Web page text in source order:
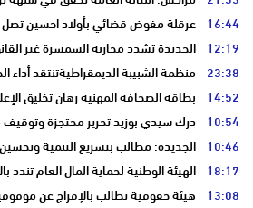
16:44 عرقلة مفوض قضائي بأولاد احسين تصل
12:19 الجديدة تشدد محاربة السمسرة غير
23:38 منظمة الشبيبة الديمقراطيةتنتقد
14:52 بطاقة الصحافة المهنية رهان تخليق
10:54 درك سيدي بوزيد تحرير محتجزة
10:46 الجديدة: مطالب بتسريع التنمية
18:17 الهيئة الوطنية لحماية المال العام
13:08 هيئة حقوقية تطالب بالإفراج عن